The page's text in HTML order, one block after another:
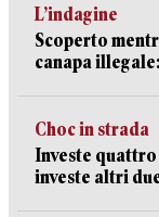
L’indagine
Scoperto
canapa
Choc in strada
Investe
investe altri